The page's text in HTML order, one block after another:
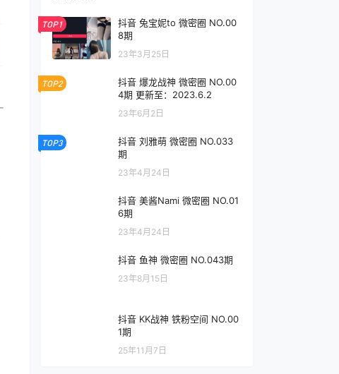
TOP1
抖音 兔宝妮to 微密圈 NO.00
8期
23年3月25日
TOP2
抖音 爆龙战神 微密圈 NO.00
4期 更新至：2023.6.2
23年6月2日
TOP3
抖音 刘雅萌 微密圈 NO.033
期
23年4月24日
抖音 美酱Nami 微密圈 NO.01
6期
23年4月24日
抖音 鱼神 微密圈 NO.043期
23年8月15日
抖音 KK战神 铁粉空间 NO.00
1期
25年11月7日